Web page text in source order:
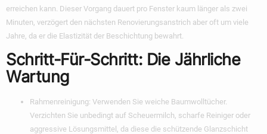
erreichen kann. Dieser Vorgang dauert pro Fenster kaum länger als zwei
Minuten, verzögert den nächsten Renovierungsanstrich aber oft um viele
Jahre, da er die Elastizität der Beschichtung bewahrt.
Schritt-Für-Schritt: Die Jährliche
Wartung
Rahmenreinigung: Verwenden Sie weiche Baumwolltücher.
Verzichten Sie unbedingt auf Scheuermilch, scharfe Reiniger oder
aggressive Lösungsmittel, da diese die schützende Glanzschicht